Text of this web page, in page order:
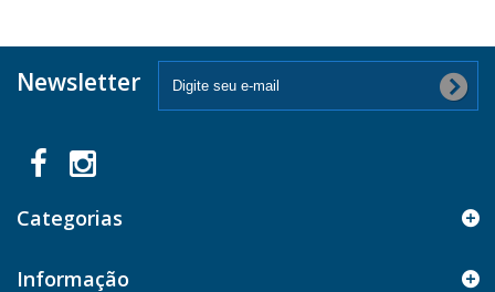
Newsletter
Categorias
Informação